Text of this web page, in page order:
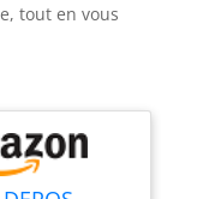
tout en vous